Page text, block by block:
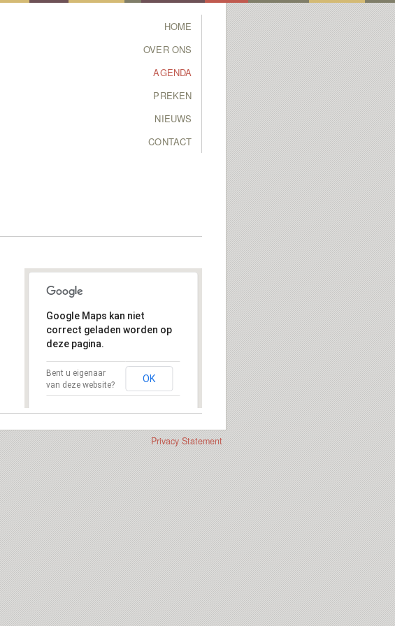
SKIP TO PRIMARY
CONTENT
SKIP TO SECONDARY
CONTENT
HOME
OVER ONS
AGENDA
PREKEN
NIEUWS
CONTACT
Google Maps kan niet
correct geladen worden op
deze pagina.
Bent u eigenaar
van deze website?
OK
Privacy Statement